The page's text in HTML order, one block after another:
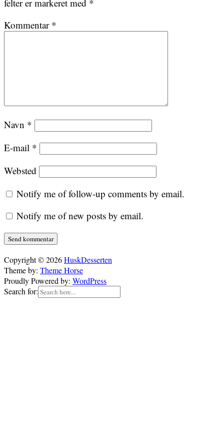
felter er markeret med *
Kommentar *
Navn *
E-mail *
Websted
Notify me of follow-up comments by email.
Notify me of new posts by email.
Copyright © 2026HuskDesserten
Theme by: Theme Horse
Proudly Powered by: WordPress
Search for: